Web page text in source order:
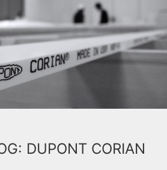
DUPONT CORIAN